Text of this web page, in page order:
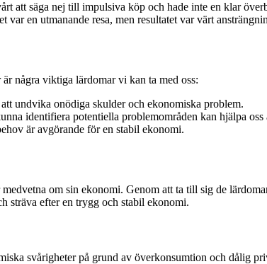
att säga nej till impulsiva köp och hade inte en klar
en utmanande resa, men resultatet var värt
några viktiga lärdomar vi kan ta med oss:
undvika onödiga skulder och ekonomiska problem.
identifiera potentiella problemområden kan hjälpa
är avgörande för en stabil ekonomi.
om sin ekonomi. Genom att ta till sig de
sträva efter en trygg och stabil ekonomi.
svårigheter på grund av överkonsumtion och dålig